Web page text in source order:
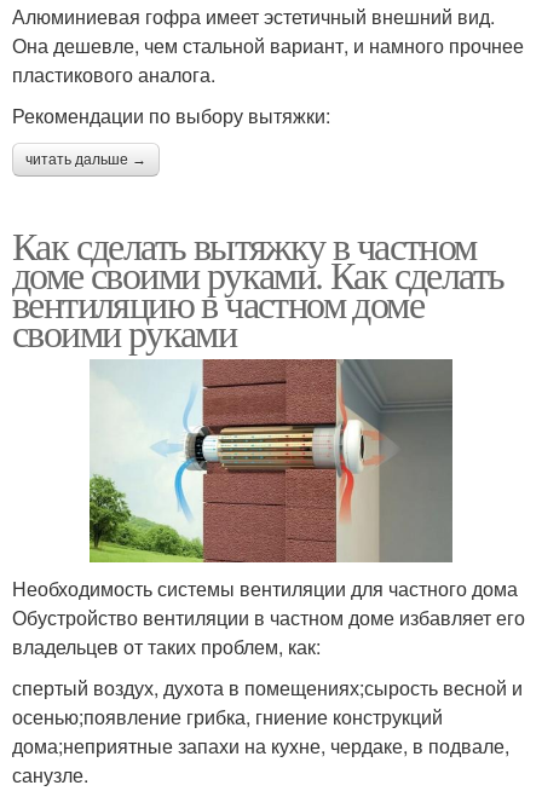
Алюминиевая гофра имеет эстетичный внешний вид.
Она дешевле, чем стальной вариант, и намного прочнее
пластикового аналога.
Рекомендации по выбору вытяжки:
читать дальше →
Как сделать вытяжку в частном
доме своими руками. Как сделать
вентиляцию в частном доме
своими руками
Необходимость системы вентиляции для частного дома
Обустройство вентиляции в частном доме избавляет его
владельцев от таких проблем, как:
спертый воздух, духота в помещениях;сырость весной и
осенью;появление грибка, гниение конструкций
дома;неприятные запахи на кухне, чердаке, в подвале,
санузле.